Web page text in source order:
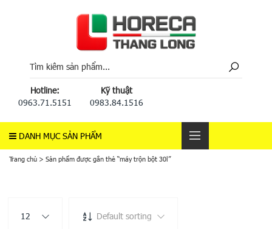
Hotline:
0963.71.5151
Kỹ thuật
0983.84.1516
DANH MỤC SẢN PHẨM
Trang chủ > Sản phẩm được gắn thẻ “máy trộn bột 30l”
12 Default sorting